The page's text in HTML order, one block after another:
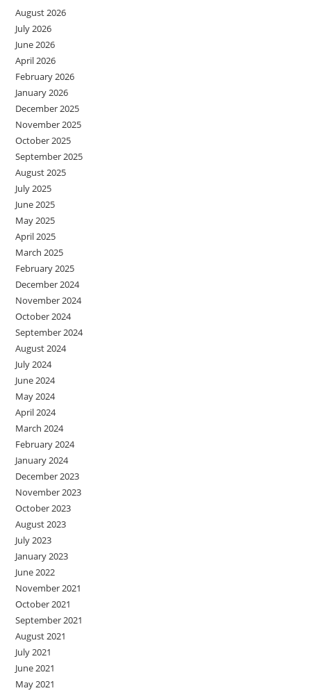
August 2026
July 2026
June 2026
April 2026
February 2026
January 2026
December 2025
November 2025
October 2025
September 2025
August 2025
July 2025
June 2025
May 2025
April 2025
March 2025
February 2025
December 2024
November 2024
October 2024
September 2024
August 2024
July 2024
June 2024
May 2024
April 2024
March 2024
February 2024
January 2024
December 2023
November 2023
October 2023
August 2023
July 2023
January 2023
June 2022
November 2021
October 2021
September 2021
August 2021
July 2021
June 2021
May 2021